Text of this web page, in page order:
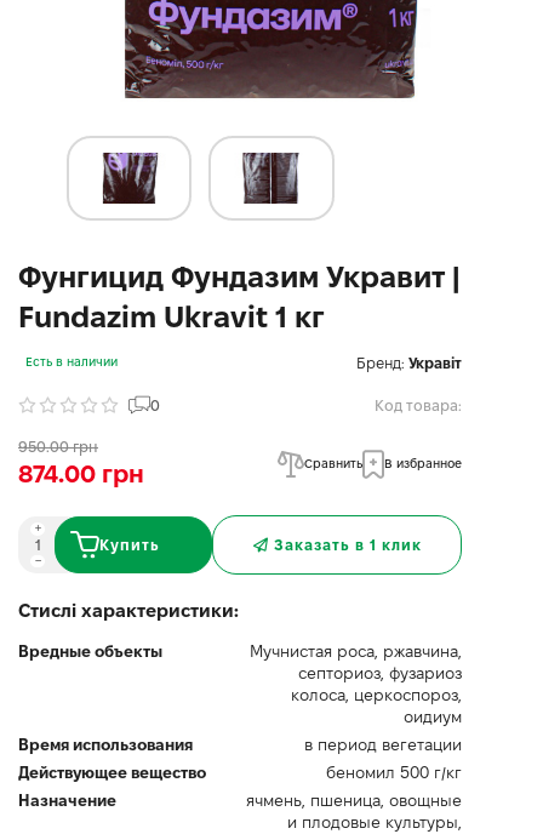
Фунгицид Фундазим Укравит |
Fundazim Ukravit 1 кг
Есть в наличии Бренд: Укравіт
0 Код товара:
950.00 грн
874.00 грн Сравнить В избранное
Купить Заказать в 1 клик
Стислі характеристики:
Вредные объекты
Мучнистая роса, ржавчина,
септориоз, фузариоз
колоса, церкоспороз,
оидиум
Время использования
в период вегетации
Действующее вещество
беномил 500 г/кг
Назначение
ячмень, пшеница, овощные
и плодовые культуры,